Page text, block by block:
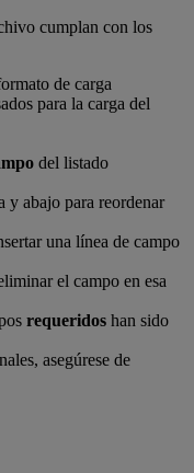
cumplan con los
de carga
para la carga del
del listado
y abajo para reordenar
una línea de campo
el campo en esa
requeridos han sido
asegúrese de